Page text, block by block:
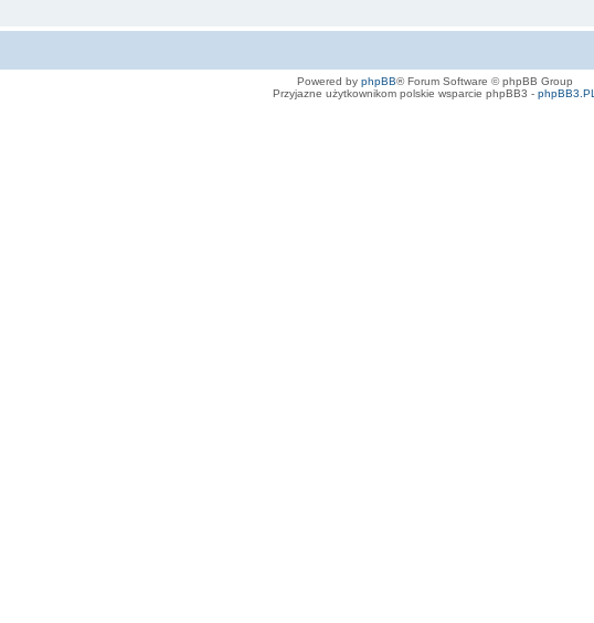
Powered by phpBB® Forum Software © phpBB Group
Przyjazne użytkownikom polskie wsparcie phpBB3 - phpBB3.PL